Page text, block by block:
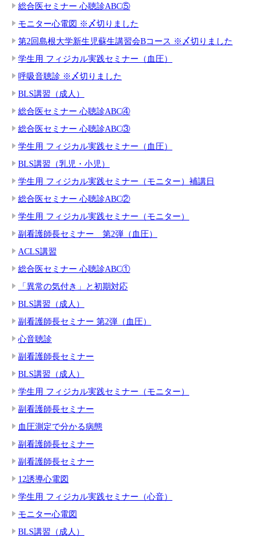
総合医セミナー 心聴診ABC⑤
モニター心電図 ※〆切りました
第2回島根大学新生児蘇生講習会Bコース ※〆切りました
学生用 フィジカル実践セミナー（血圧）
呼吸音聴診 ※〆切りました
BLS講習（成人）
総合医セミナー 心聴診ABC④
総合医セミナー 心聴診ABC③
学生用 フィジカル実践セミナー（血圧）
BLS講習（乳児・小児）
学生用 フィジカル実践セミナー（モニター）補講日
総合医セミナー 心聴診ABC②
学生用 フィジカル実践セミナー（モニター）
副看護師長セミナー 第2弾（血圧）
ACLS講習
総合医セミナー 心聴診ABC①
「異常の気付き」と初期対応
BLS講習（成人）
副看護師長セミナー 第2弾（血圧）
心音聴診
副看護師長セミナー
BLS講習（成人）
学生用 フィジカル実践セミナー（モニター）
副看護師長セミナー
血圧測定で分かる病態
副看護師長セミナー
副看護師長セミナー
12誘導心電図
学生用 フィジカル実践セミナー（心音）
モニター心電図
BLS講習（成人）